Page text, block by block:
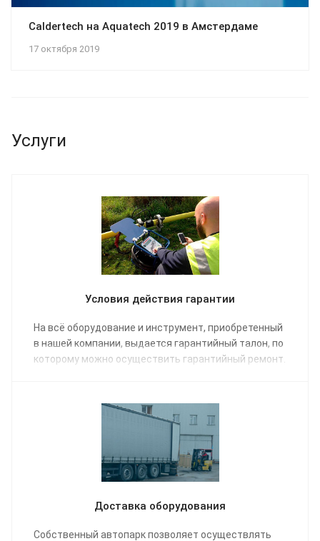
17 октября 2019
Caldertech на Aquatech 2019 в Амстердаме
Услуги
Условия действия гарантии
На всё оборудование и инструмент, приобретенный
в нашей компании, выдается гарантийный талон, по
которому можно осуществить гарантийный ремонт.
Доставка оборудования
Собственный автопарк позволяет осуществлять